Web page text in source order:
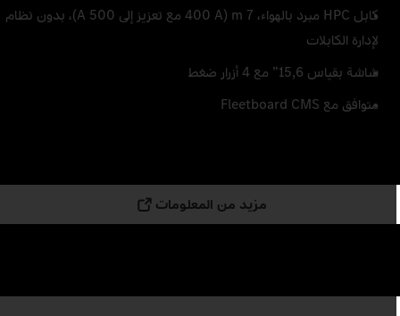
كابل HPC مبرد بالهواء، 7 m (400 A مع تعزيز إلى 500 A)، بدون نظام
لإدارة الكابلات
شاشة بقياس 15,6” مع 4 أزرار ضغط
متوافق مع Fleetboard CMS
مزيد من المعلومات